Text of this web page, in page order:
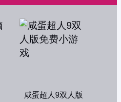
咸蛋超人9双人版